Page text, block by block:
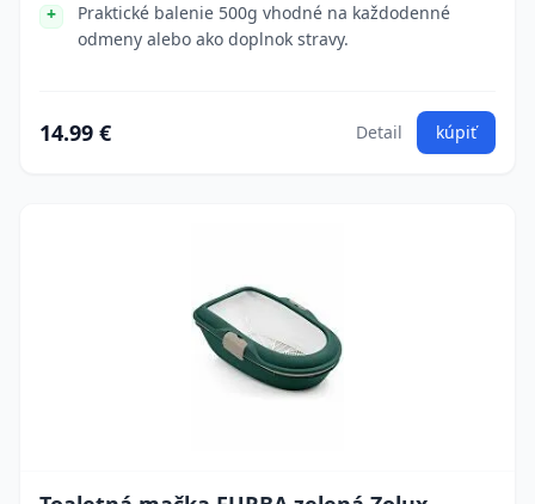
Praktické balenie 500g vhodné na každodenné
odmeny alebo ako doplnok stravy.
14.99 € Detail kúpiť